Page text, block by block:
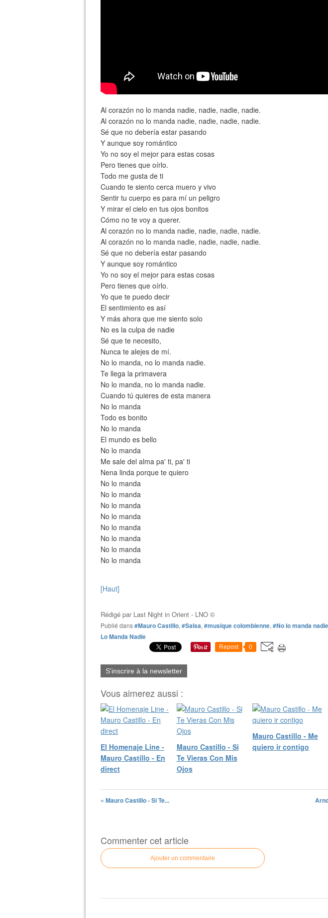
Al corazón no lo manda nadie, nadie, nadie, nadie.
Al corazón no lo manda nadie, nadie, nadie, nadie.
Sé que no debería estar pasando
Y aunque soy romántico
Yo no soy el mejor para estas cosas
Pero tienes que oírlo.
Todo me gusta de ti
Cuando te siento cerca muero y vivo
Sentir tu cuerpo es para mí un peligro
Y mirar el cielo en tus ojos bonitos
Cómo no te voy a querer.
Al corazón no lo manda nadie, nadie, nadie, nadie.
Al corazón no lo manda nadie, nadie, nadie, nadie.
Sé que no debería estar pasando
Y aunque soy romántico
Yo no soy el mejor para estas cosas
Pero tienes que oírlo.
Yo que te puedo decir
El sentimiento es así
Y más ahora que me siento solo
No es la culpa de nadie
Sé que te necesito,
Nunca te alejes de mí.
No lo manda, no lo manda nadie.
Te llega la primavera
No lo manda, no lo manda nadie.
Cuando tú quieres de esta manera
No lo manda
Todo es bonito
No lo manda
El mundo es bello
No lo manda
Me sale del alma pa' ti, pa' ti
Nena linda porque te quiero
No lo manda
No lo manda
No lo manda
No lo manda
No lo manda
No lo manda
No lo manda
No lo manda
[Haut]
Rédigé par Last Night in Orient - LNO ©
Publié dans#Mauro Castillo, #Salsa, #musique colombienne, #No lo manda nadie
Lo Manda Nadie
Repost 0
S'inscrire à la newsletter
Vous aimerez aussi :
El Homenaje Line -
Mauro Castillo - En
direct
Mauro Castillo - Si
Te Vieras Con Mis
Ojos
Mauro Castillo - Me
quiero ir contigo
« Mauro Castillo - Si Te...
Commenter cet article
Ajouter un commentaire